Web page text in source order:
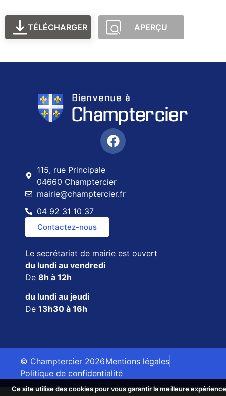
TÉLÉCHARGER APERÇU
115, rue Principale
04660 Champtercier
mairie@champtercier.fr
04 92 31 10 37
Contactez-nous
Le secrétariat de mairie est ouvert
du lundi au vendredi
De 8h à 12h
du lundi au jeudi
De 13h30 à 16h
© Champtercier 2026Mentions légales
Politique de confidentialité
Ce site utilise des cookies pour vous garantir la meilleure
Ce site utilise des cookies pour vous garantir la meilleure